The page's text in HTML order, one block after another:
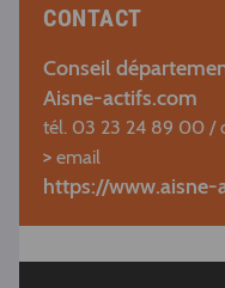
CONTACT
Conseil
Aisne-actifs.com
tél. 03 23 24 89 00 /
> email
https://www.aisne-